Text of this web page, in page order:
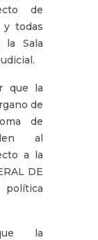
de
y todas
la Sala
que la
de
de
al
a la
DE
política
la